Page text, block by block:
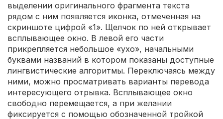
выделении оригинального фрагмента текста
рядом с ним появляется иконка, отмеченная на
скриншоте цифрой «1». Щелчок по ней открывает
всплывающее окно. В левой его части
прикрепляется небольшое «ухо», начальными
буквами названий в котором показаны доступные
лингвистические алгоритмы. Переключаясь между
ними, можно просматривать варианты перевода
интересующего отрывка. Всплывающее окно
свободно перемещается, а при желании
фиксируется с помощью обозначенной тройкой